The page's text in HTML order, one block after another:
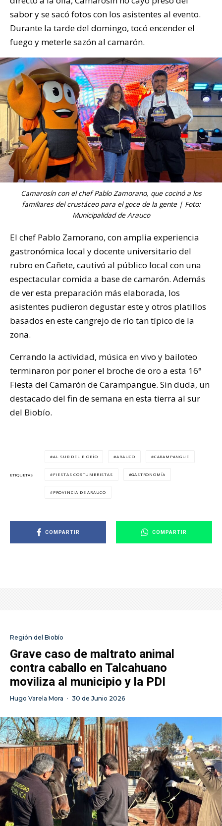
sabor y se sacó fotos con los asistentes al evento.
Durante la tarde del domingo, tocó encender el
fuego y meterle sazón al camarón.
Camarosín con el chef Pablo Zamorano, que cocinó a los
familiares del crustáceo para el goce de la gente | Foto:
Municipalidad de Arauco
El chef Pablo Zamorano, con amplia experiencia
gastronómica local y docente universitario del
rubro en Cañete, cautivó al público local con una
espectacular comida a base de camarón. Además
de ver esta preparación más elaborada, los
asistentes pudieron degustar este y otros platillos
basados en este cangrejo de río tan típico de la
zona.
Cerrando la actividad, música en vivo y bailoteo
terminaron por poner el broche de oro a esta 16°
Fiesta del Camarón de Carampangue. Sin duda, un
destacado del fin de semana en esta tierra al sur
del Biobío.
ETIQUETAS
AL SUR DEL BIOBÍO ARAUCO CARAMPANGUE
FIESTAS COSTUMBRISTAS GASTRONOMÍA
PROVINCIA DE ARAUCO
COMPARTIR COMPARTIR
Región del Biobío
Grave caso de maltrato animal
contra caballo en Talcahuano
moviliza al municipio y la PDI
Hugo Varela Mora · 30 de Junio 2026